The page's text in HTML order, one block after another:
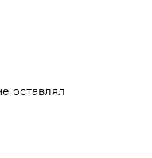
оставлял